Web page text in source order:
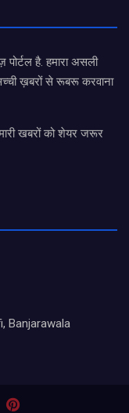
है. हमारा असली
ख़बरों से रूबरू करवाना
खबरों को शेयर जरूर
Banjarawala